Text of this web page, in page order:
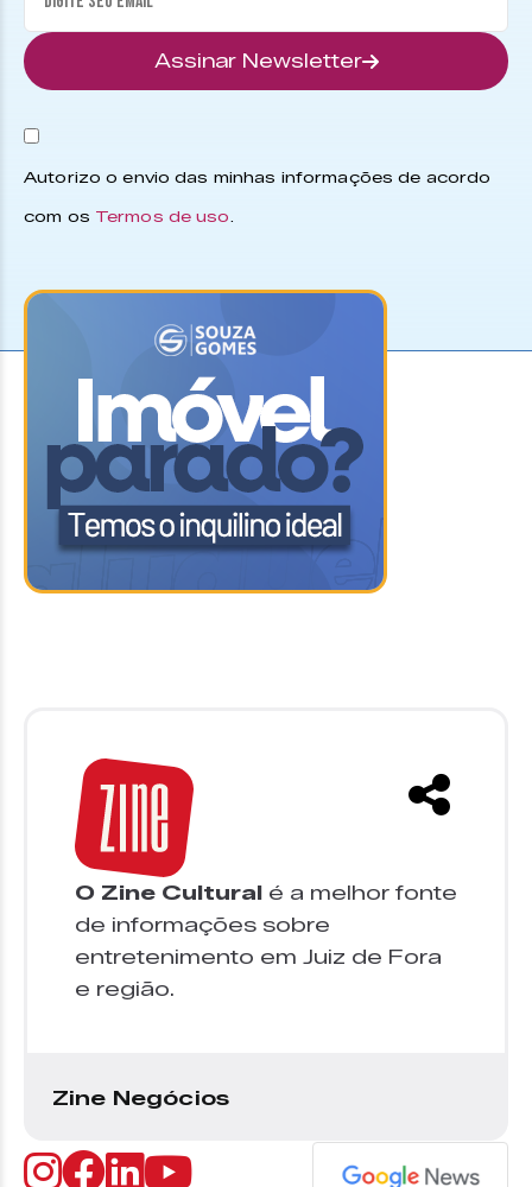
Assinar Newsletter
Autorizo o envio das minhas informações de acordo
com os Termos de uso.
O Zine Cultural é a melhor fonte
de informações sobre
entretenimento em Juiz de Fora
e região.
Zine Negócios